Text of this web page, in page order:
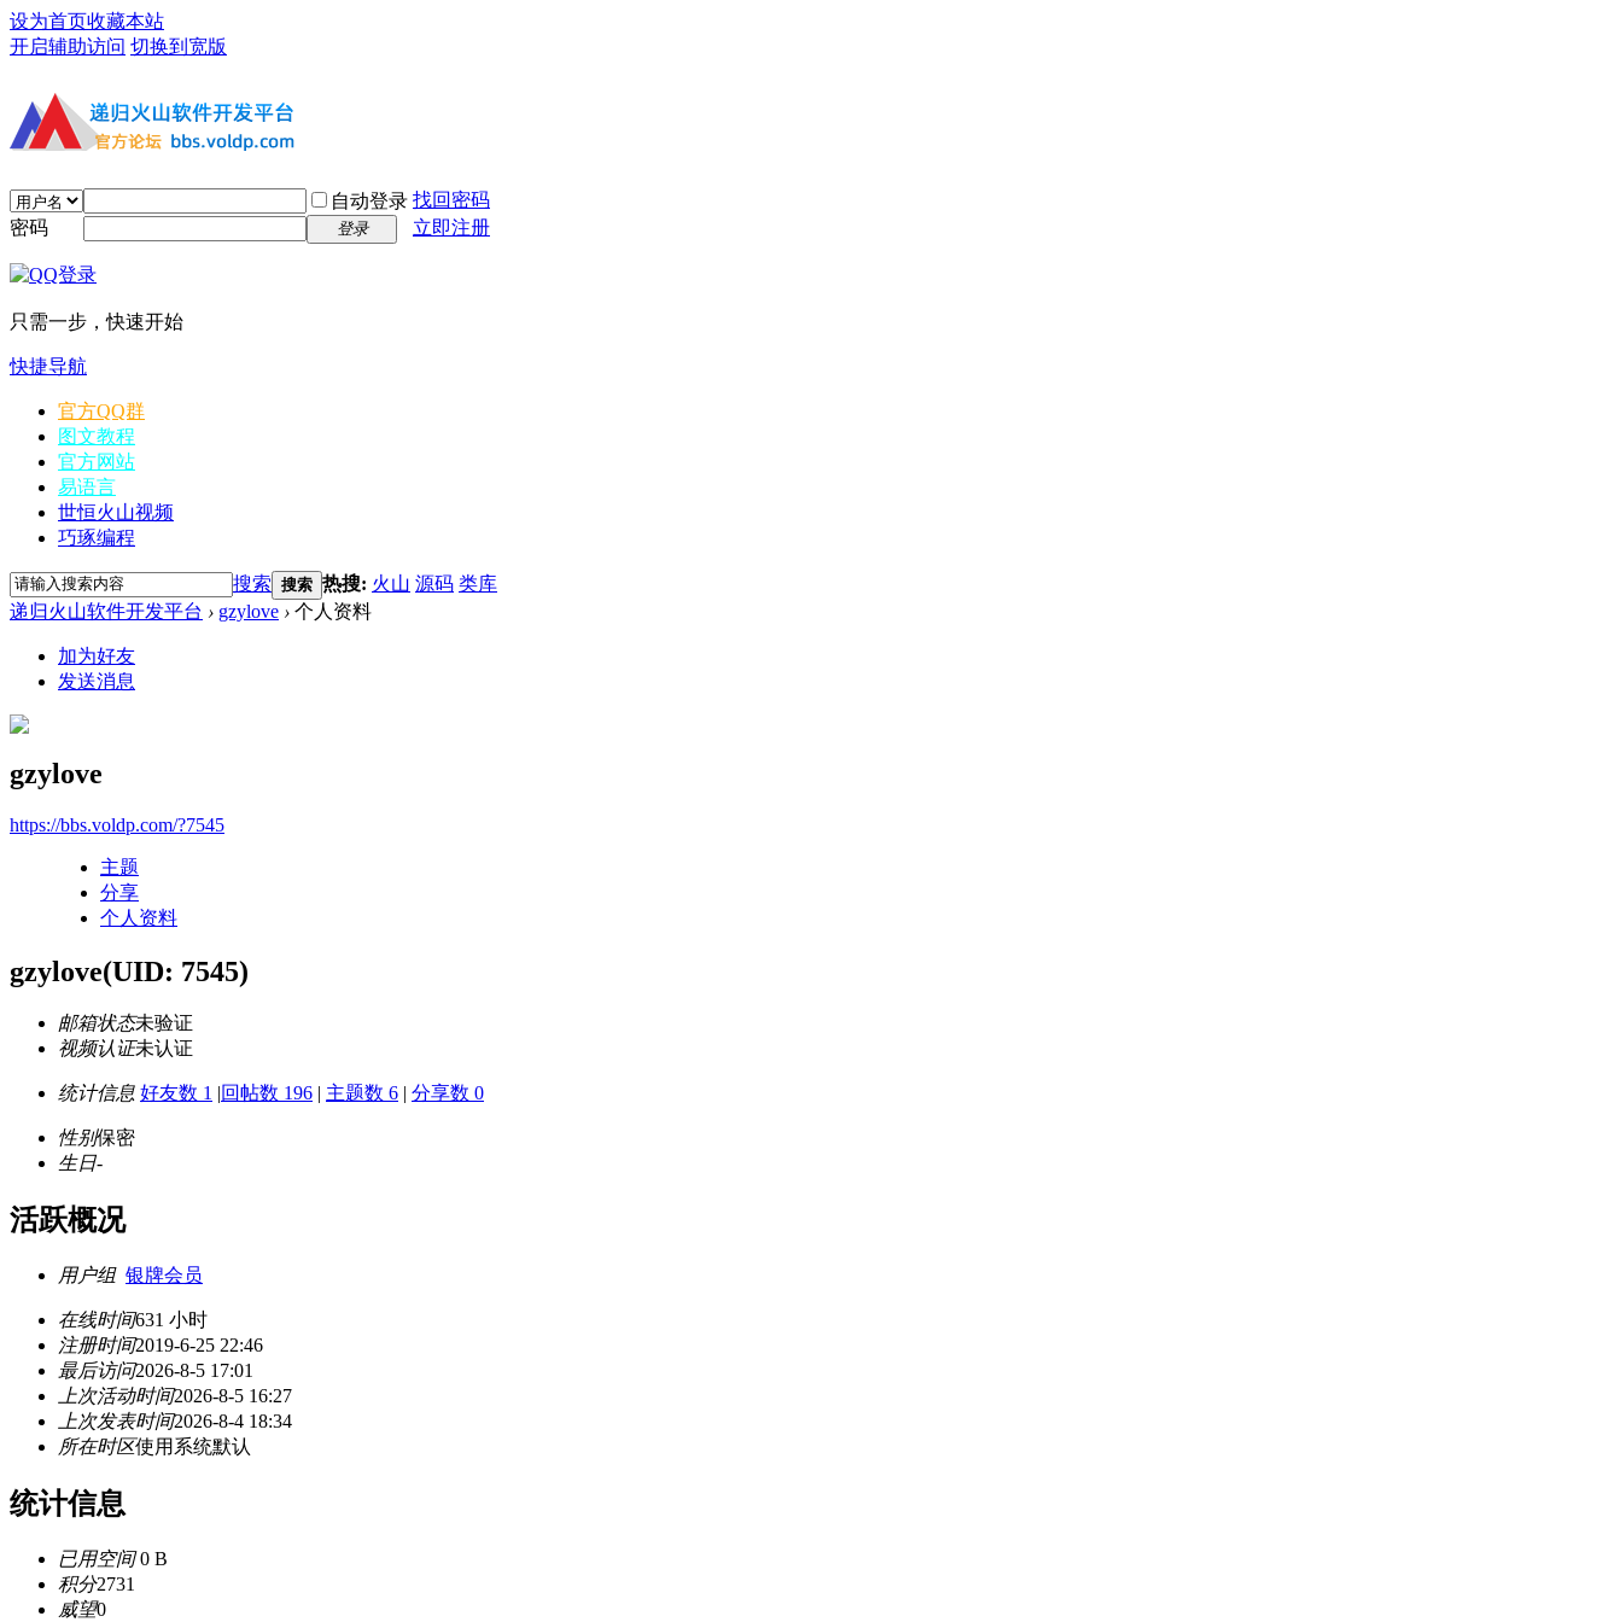
设为首页收藏本站
开启辅助访问 切换到宽版
自动登录 找回密码
密码
登录 立即注册
只需一步，快速开始
快捷导航
官方QQ群
图文教程
官方网站
易语言
世恒火山视频
巧琢编程
搜索 搜索 热搜: 火山 源码 类库
递归火山软件开发平台 › gzylove › 个人资料
加为好友
发送消息
gzylove
https://bbs.voldp.com/?7545
主题
分享
个人资料
gzylove(UID: 7545)
邮箱状态未验证
视频认证未认证
统计信息 好友数 1 |回帖数 196 | 主题数 6 | 分享数 0
性别保密
生日-
活跃概况
用户组 银牌会员
在线时间631 小时
注册时间2019-6-25 22:46
最后访问2026-8-5 17:01
上次活动时间2026-8-5 16:27
上次发表时间2026-8-4 18:34
所在时区使用系统默认
统计信息
已用空间0 B
积分2731
威望0